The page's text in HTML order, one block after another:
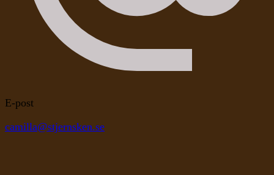
E-post
camilla@stjernsken.se